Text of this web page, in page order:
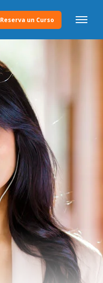
Reserva un Curso